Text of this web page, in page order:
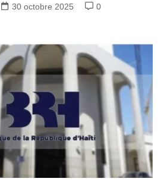
30 octobre 2025
0